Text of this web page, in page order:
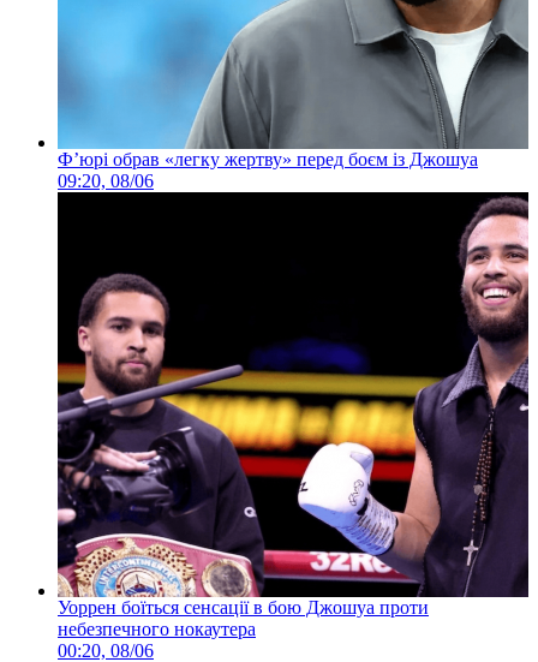
Ф’юрі обрав «легку жертву» перед боєм із Джошуа
09:20, 08/06
Уоррен боїться сенсації в бою Джошуа проти
небезпечного нокаутера
00:20, 08/06